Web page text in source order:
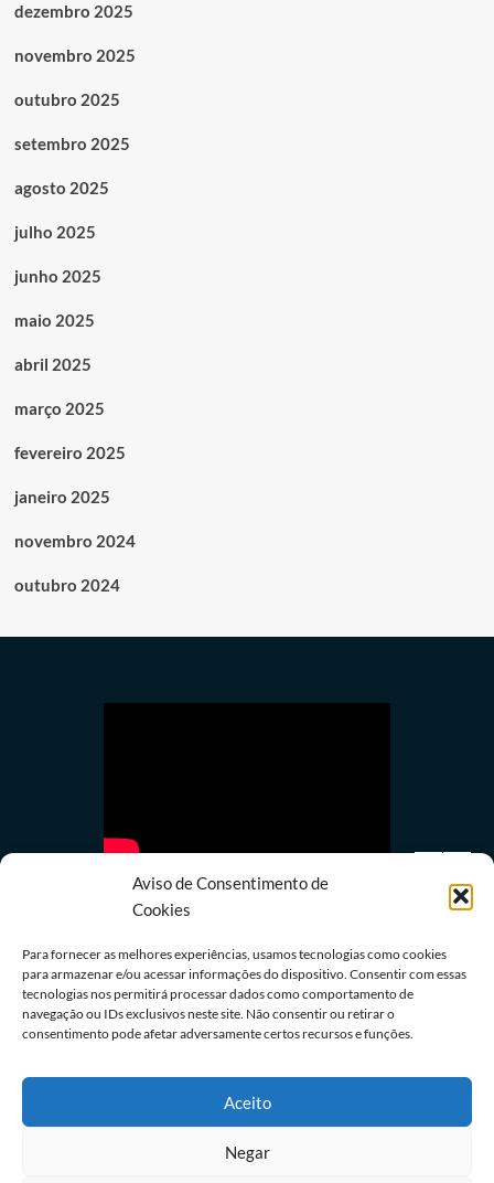
Aviso de Consentimento de
Cookies
Para fornecer as melhores experiências, usamos tecnologias como cookies
para armazenar e/ou acessar informações do dispositivo. Consentir com essas
tecnologias nos permitirá processar dados como comportamento de
navegação ou IDs exclusivos neste site. Não consentir ou retirar o
consentimento pode afetar adversamente certos recursos e funções.
Aceito
Negar
dezembro 2025
novembro 2025
outubro 2025
setembro 2025
agosto 2025
julho 2025
junho 2025
maio 2025
abril 2025
março 2025
fevereiro 2025
janeiro 2025
novembro 2024
outubro 2024
Política
Lula quer mostrar a Trump números de queda do
desmatamento na Amazônia
Redação 08/08/2026